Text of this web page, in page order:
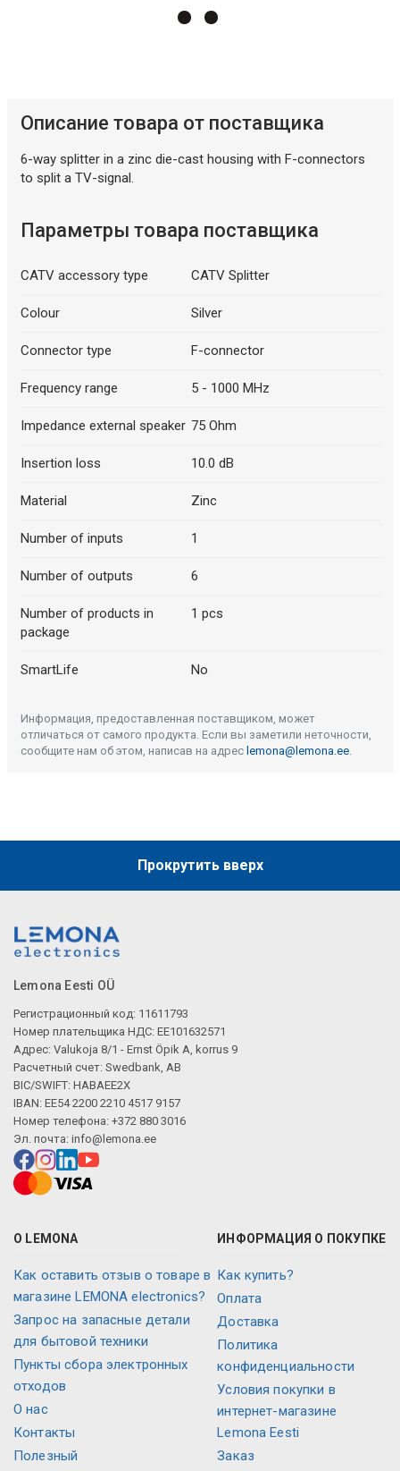
Описание искусственного интеллекта
Описание искусственного интеллекта
Описание искусственного интеллекта
Описание товара от поставщика
6-way splitter in a zinc die-cast housing with F-connectors
to split a TV-signal.
Параметры товара поставщика
CATV accessory type CATV Splitter
Colour Silver
Connector type F-connector
Frequency range 5 - 1000 MHz
Impedance external speaker 75 Ohm
Insertion loss 10.0 dB
Material Zinc
Number of inputs 1
Number of outputs 6
Number of products in
package
1 pcs
SmartLife No
Информация, предоставленная поставщиком, может
отличаться от самого продукта. Если вы заметили неточности,
сообщите нам об этом, написав на адрес lemona@lemona.ee.
Прокрутить вверх
Lemona Eesti OÜ
Регистрационный код: 11611793
Номер плательщика НДС: EE101632571
Адрес: Valukoja 8/1 - Ernst Öpik A, korrus 9
Расчетный счет: Swedbank, AB
BIC/SWIFT: HABAEE2X
IBAN: EE54 2200 2210 4517 9157
Номер телефона: +372 880 3016
Эл. почта: info@lemona.ee
О LEMONA
Как оставить отзыв о товаре в
магазине LEMONA electronics?
Запрос на запасные детали
для бытовой техники
Пункты сбора электронных
отходов
О нас
Контакты
Полезный
ИНФОРМАЦИЯ О ПОКУПКЕ
Как купить?
Оплата
Доставка
Политика
конфиденциальности
Условия покупки в
интернет-магазине
Lemona Eesti
Заказ